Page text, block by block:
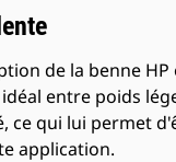
de la benne
entre poids
ce qui lui permet
application.